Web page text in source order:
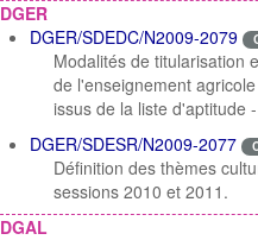
DGER
DGER/SDEDC/N2009-2079
Modalités de titularisation
de l'enseignement
issus de la liste d'aptitude
DGER/SDESR/N2009-2077
Définition des thèmes
sessions 2010 et 2011.
DGAL